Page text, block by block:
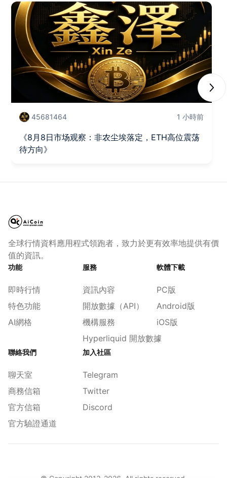
45681464 1 小時前
《8月8日市场观察：非农尘埃落定，ETH高位震荡
待方向》
全球行情資料應用程式領跑者，致力於更有效率地提供有價
值的資訊。
功能
即時行情
特色功能
AI網格
服務
資訊內容
開放數據（API）
機構服務
Hyperliquid 開放數據
軟體下載
PC版
Android版
iOS版
聯絡我們
聊天室
商務信箱
官方信箱
官方驗證通道
加入社區
Telegram
Twitter
Discord